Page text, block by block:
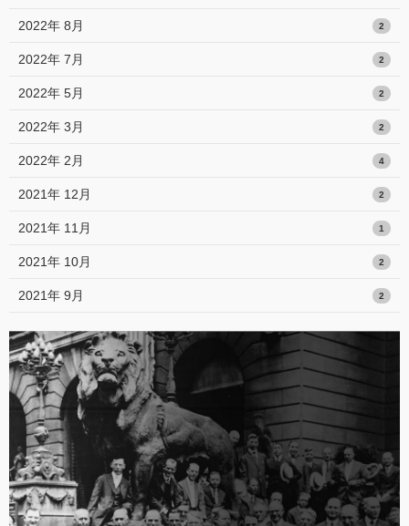
2022年 8月 2
2022年 7月 2
2022年 5月 2
2022年 3月 2
2022年 2月 4
2021年 12月 2
2021年 11月 1
2021年 10月 2
2021年 9月 2